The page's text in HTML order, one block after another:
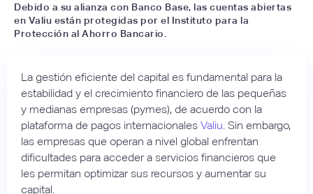
Debido a su alianza con Banco Base, las cuentas abiertas
en Valiu están protegidas por el Instituto para la
Protección al Ahorro Bancario.
La gestión eficiente del capital es fundamental para la
estabilidad y el crecimiento financiero de las pequeñas
y medianas empresas (pymes), de acuerdo con la
plataforma de pagos internacionales Valiu . Sin embargo,
las empresas que operan a nivel global enfrentan
dificultades para acceder a servicios financieros que
les permitan optimizar sus recursos y aumentar su
capital.